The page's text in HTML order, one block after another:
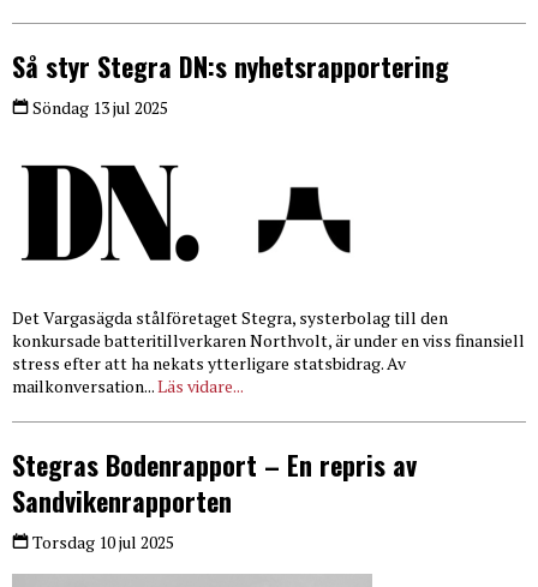
Så styr Stegra DN:s nyhetsrapportering
Söndag 13 jul 2025
Det Vargasägda stålföretaget Stegra, systerbolag till den
konkursade batteritillverkaren Northvolt, är under en viss finansiell
stress efter att ha nekats ytterligare statsbidrag. Av
mailkonversation...Läs vidare...
Stegras Bodenrapport – En repris av
Sandvikenrapporten
Torsdag 10 jul 2025